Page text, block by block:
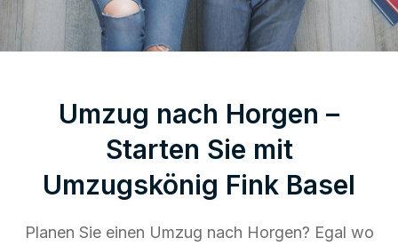
Umzug nach Horgen –
Starten Sie mit
Umzugskönig Fink Basel
Planen Sie einen Umzug nach Horgen? Egal wo